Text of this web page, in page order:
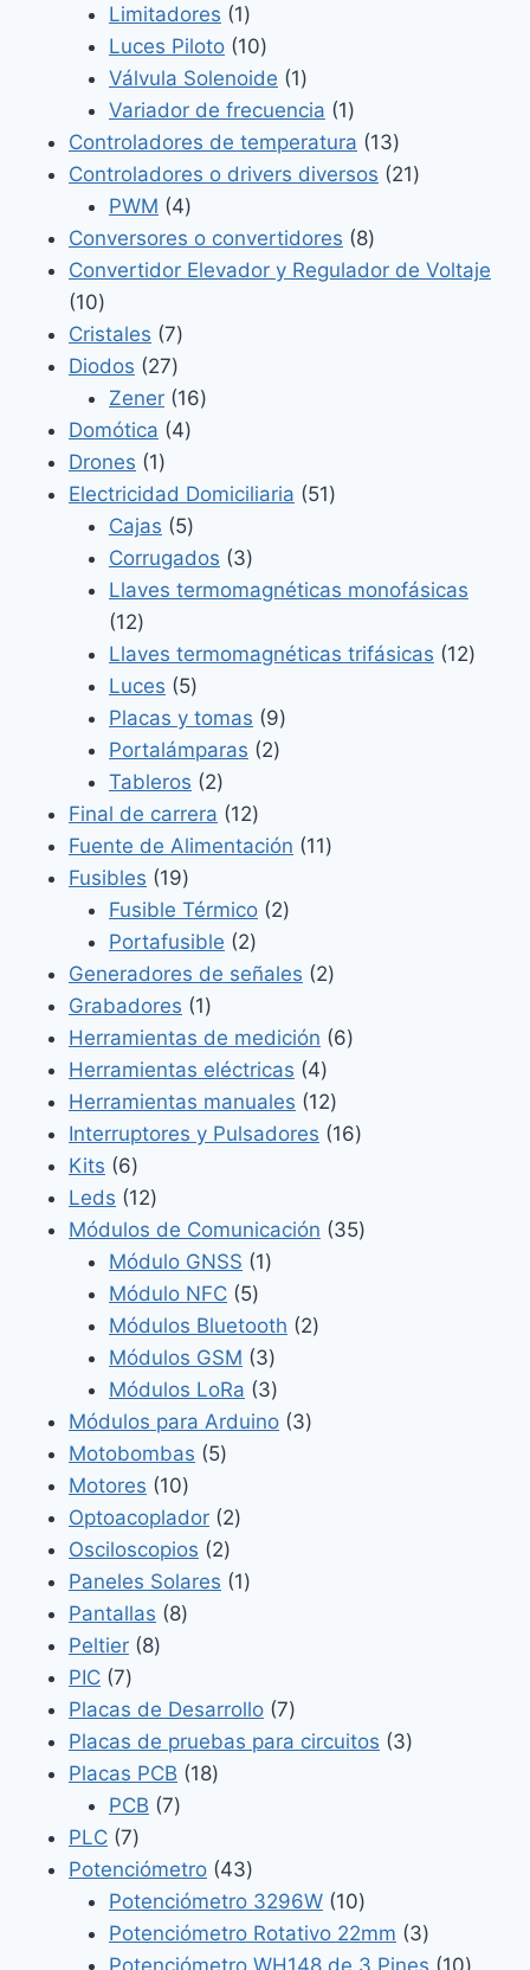
Limitadores 11
producto
Luces Piloto 1010
productos
Válvula Solenoide 11
producto
Variador de frecuencia 11
producto
Controladores de temperatura 1313
productos
Controladores o drivers diversos 2121
PWM 44
productos
Conversores o convertidores 88
productos
Convertidor Elevador y Regulador de Voltaje
1010
productos
Cristales 77
productos
Diodos 2727
productos
Zener 1616
Domótica 44
Drones 11
producto
Electricidad Domiciliaria 5151
Cajas 55
productos
Corrugados 33
productos
Llaves termomagnéticas monofásicas
1212
productos
Llaves termomagnéticas trifásicas 1212
Luces 55
productos
Placas y tomas 99
productos
Portalámparas 22
Tableros 22
productos
Final de carrera 1212
productos
Fuente de Alimentación 1111
Fusibles 1919
productos
Fusible Térmico 22
Portafusible 22
productos
Generadores de señales 22
Grabadores 11
producto
Herramientas de medición 66
Herramientas eléctricas 44
productos
Herramientas manuales 1212
productos
Interruptores y Pulsadores 1616
Kits 66
productos
Leds 1212
productos
Módulos de Comunicación 3535
Módulo GNSS 11
Módulo NFC 55
productos
Módulos Bluetooth 22
Módulos GSM 33
productos
Módulos LoRa 33
productos
Módulos para Arduino 33
Motobombas 55
Motores 1010
productos
Optoacoplador 22
Osciloscopios 22
productos
Paneles Solares 11
Pantallas 88
Peltier 88
PIC 77
productos
Placas de Desarrollo 77
productos
Placas de pruebas para circuitos 33
Placas PCB 1818
PCB 77
PLC 77
productos
Potenciómetro 4343
productos
Potenciómetro 3296W 1010
productos
Potenciómetro Rotativo 22mm 33
productos
10